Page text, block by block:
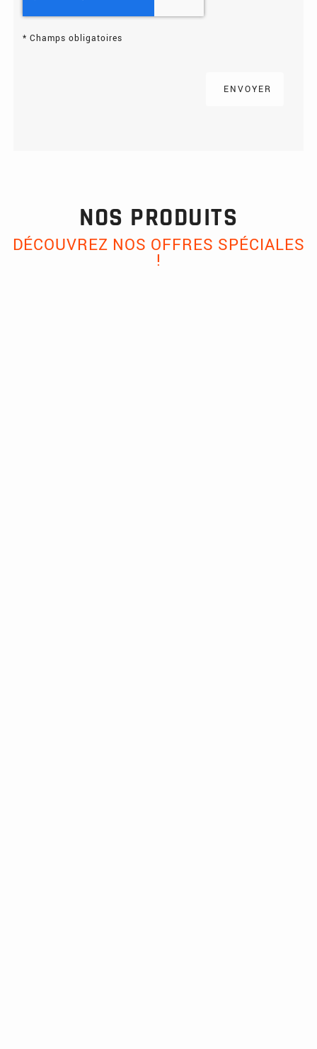
* Champs obligatoires
NOS PRODUITS
DÉCOUVREZ NOS OFFRES SPÉCIALES
!